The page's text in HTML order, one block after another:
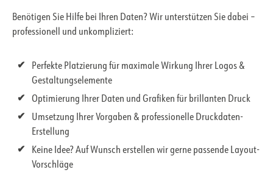
Benötigen Sie Hilfe bei Ihren Daten? Wir unterstützen Sie dabei –
professionell und unkompliziert:
Perfekte Platzierung für maximale Wirkung Ihrer Logos &
Gestaltungselemente
Optimierung Ihrer Daten und Grafiken für brillanten Druck
Umsetzung Ihrer Vorgaben & professionelle Druckdaten-
Erstellung
Keine Idee? Auf Wunsch erstellen wir gerne passende Layout-
Vorschläge